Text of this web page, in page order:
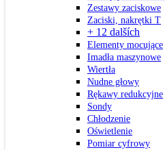
Zestawy zaciskowe
Zaciski, nakrętki T
+ 12 dalších
Elementy mocujące
Imadła maszynowe
Wiertła
Nudne głowy
Rękawy redukcyjne
Sondy
Chłodzenie
Oświetlenie
Pomiar cyfrowy